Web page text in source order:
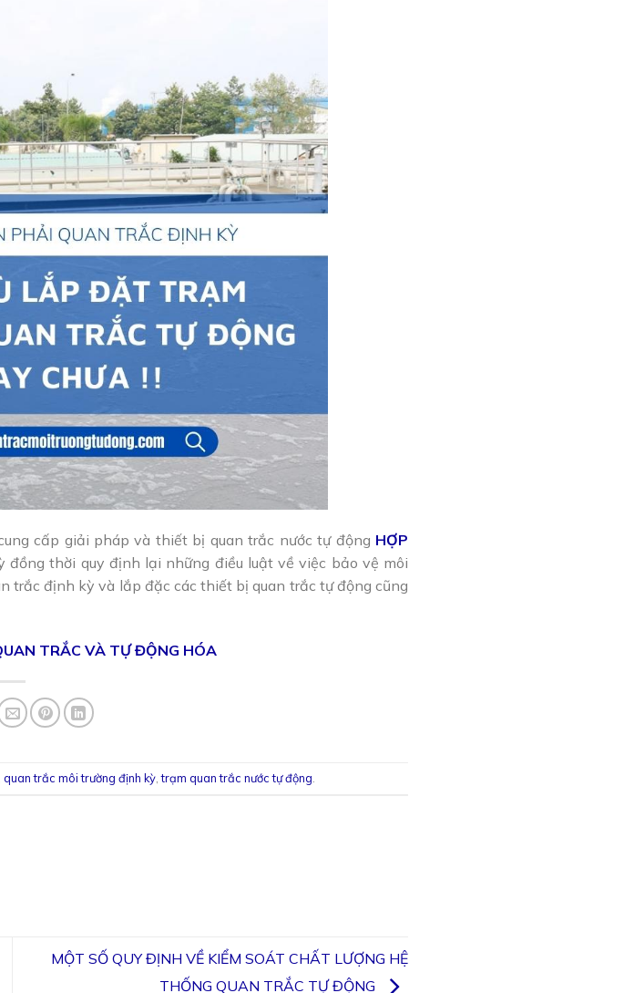
cấp giải pháp và thiết bị quan trắc nước tự động HỢP
thời quy định lại những điều luật về việc bảo vệ môi
trắc định kỳ và lắp đặc các thiết bị quan trắc tự động cũng
TRẮC VÀ TỰ ĐỘNG HÓA
quan trắc môi trường định kỳ ,trạm quan trắc nước tự động
MỘT SỐ QUY ĐỊNH VỀ KIỂM SOÁT CHẤT LƯỢNG HỆ
THỐNG QUAN TRẮC TỰ ĐỘNG